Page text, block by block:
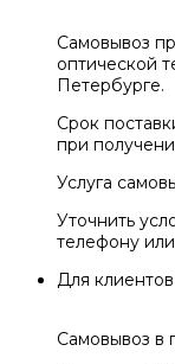
Самовывоз
оптической
Петербурге.
Срок
при
Услуга
Уточнить
телефону
Для
Самовывоз в